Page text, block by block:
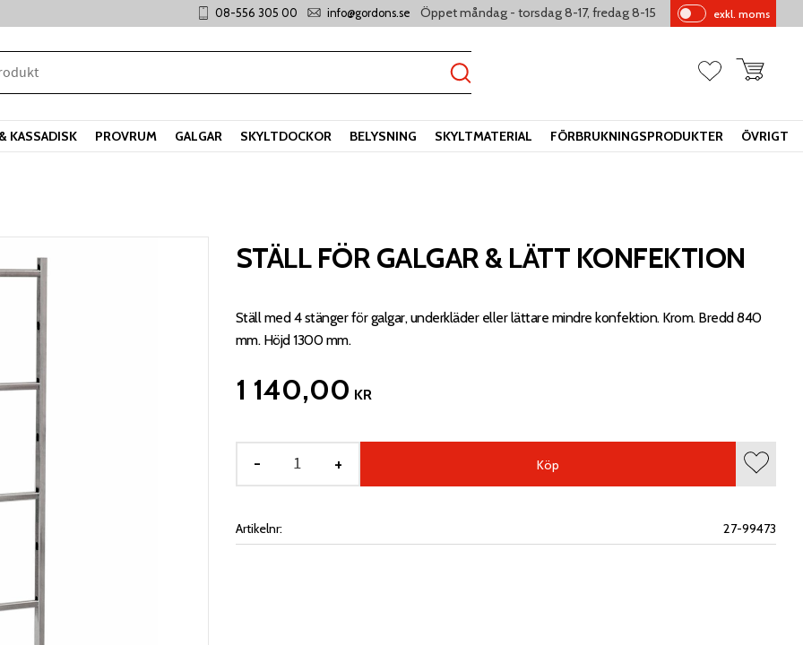
08-556 305 00 info@gordons.se Öppet måndag - torsdag 8-17, fredag 8-15
Pr
s
exkl. moms
FavoriterKundvagn
KASSADISK PROVRUM GALGAR SKYLTDOCKOR BELYSNING SKYLTMATERIAL FÖRBRUKNINGSPRODUKTER ÖVRIGT
STÄLL FÖR GALGAR & LÄTT KONFEKTION
Ställ med 4 stänger för galgar, underkläder eller lättare mindre konfektion. Krom. Bredd 840
mm. Höjd 1300 mm.
1 140,00 KR
+
- Köp
Lägg
Artikelnr 27-99473